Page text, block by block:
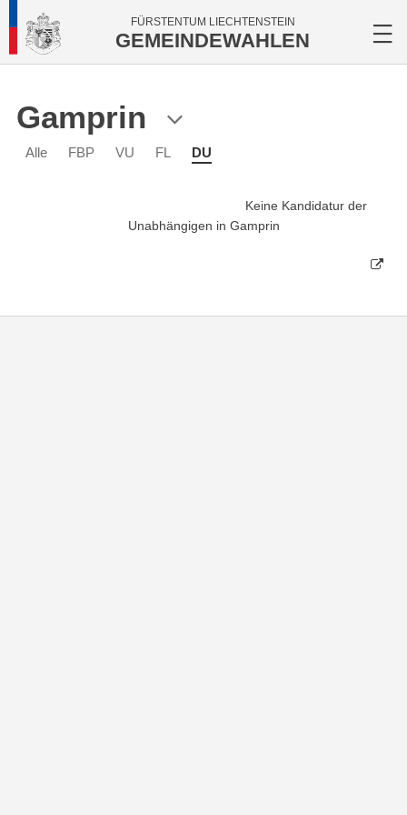
FÜRSTENTUM LIECHTENSTEIN
GEMEINDEWAHLEN
Gamprin
Alle FBP VU FL DU
Keine Kandidatur der
Unabhängigen in Gamprin